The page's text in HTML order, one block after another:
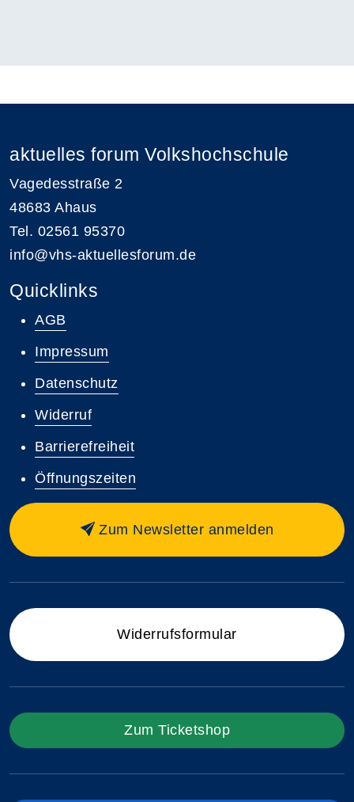
aktuelles forum Volkshochschule
Vagedesstraße 2
48683 Ahaus
Tel. 02561 95370
info@vhs-aktuellesforum.de
Quicklinks
AGB
Impressum
Datenschutz
Widerruf
Barrierefreiheit
Öffnungszeiten
Zum Newsletter anmelden
Widerrufsformular
Zum Ticketshop